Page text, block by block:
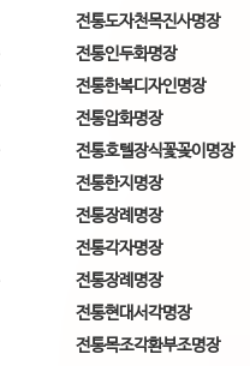
전통도자천목진사명장
전통인두화명장
전통한복디자인명장
전통압화명장
전통호텔장식꽃꽂이명장
전통한지명장
전통장례명장
전통각자명장
전통장례명장
전통현대서각명장
전통목조각환부조명장